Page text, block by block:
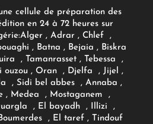
cellule de préparation des
en 24 à 72 heures sur
Alger , Adrar, Chlef ,
, Batna , Bejaia , Biskra
, Tamanrasset , Tebessa ,
ouzou , Oran , Djelfa , Jijel ,
, Sidi bel abbes , Annaba ,
, Medea , Mostaganem ,
, El bayadh , Illizi ,
, El taref , Tindouf